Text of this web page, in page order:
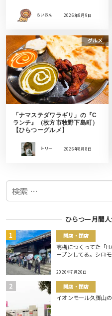
らいおん 2026年8月9日
グルメ
「ナマステダワラギリ」の『C
ランチ』（枚方市牧野下島町）
【ひらつーグルメ】
トリー 2026年8月8日
検
ひらつー月間
開店・閉店
高槻につくってた「
ープンしてる。シロ
2026年7月26日
開店・閉店
イオンモール久御山